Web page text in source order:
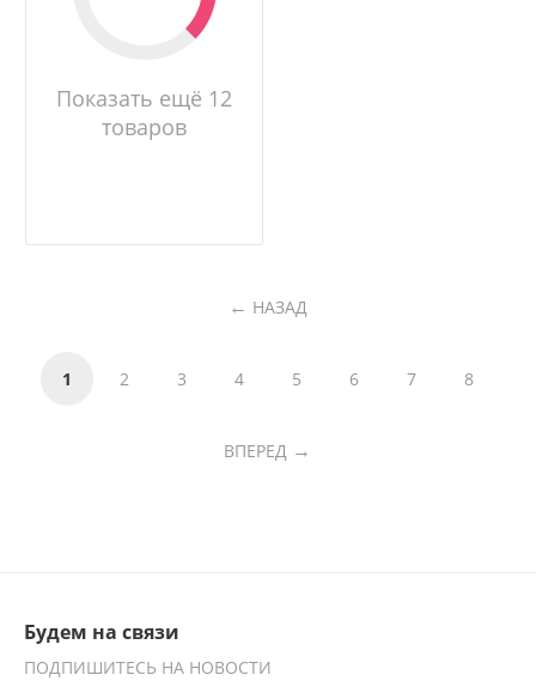
Показать ещё 12
товаров
НАЗАД
1 2 3 4 5 6 7 8
ВПЕРЕД
Будем на связи
ПОДПИШИТЕСЬ НА НОВОСТИ